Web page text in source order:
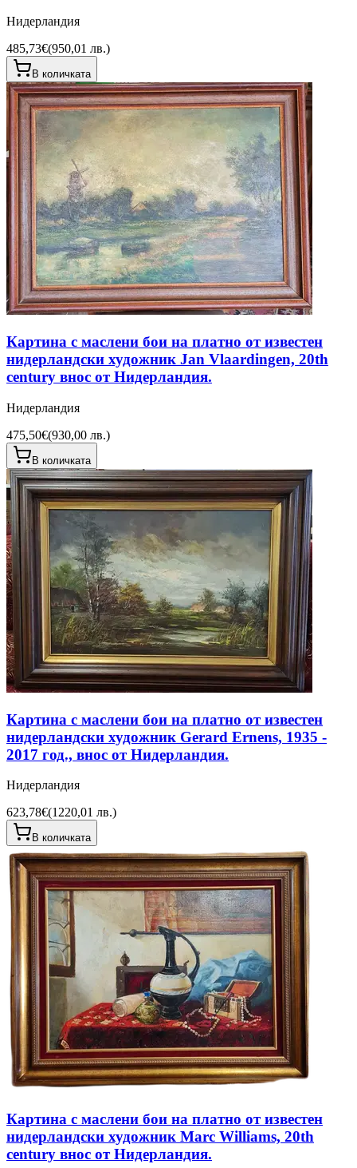
Нидерландия
485,73€(950,01 лв.)
В количката
Картина с маслени бои на платно от известен
нидерландски художник Jan Vlaardingen, 20th
century внос от Нидерландия.
Нидерландия
475,50€(930,00 лв.)
В количката
Картина с маслени бои на платно от известен
нидерландски художник Gerard Ernens, 1935 -
2017 год., внос от Нидерландия.
Нидерландия
623,78€(1220,01 лв.)
В количката
Картина с маслени бои на платно от известен
нидерландски художник Marc Williams, 20th
century внос от Нидерландия.